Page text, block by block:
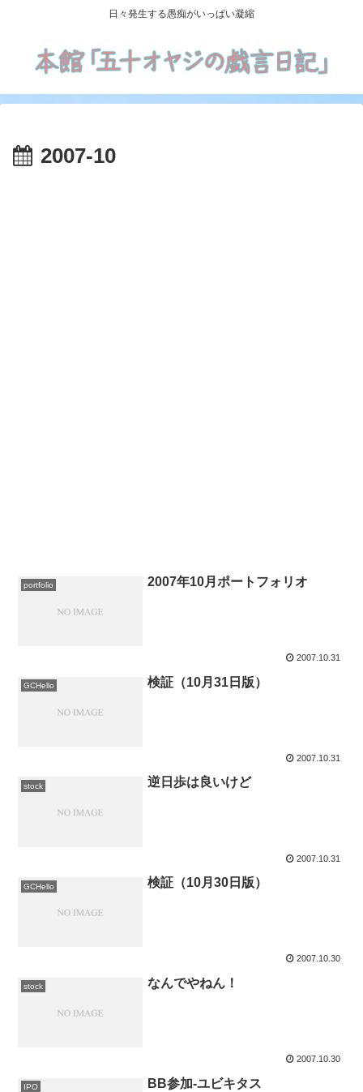
日々発生する愚痴がいっぱい凝縮
2007-10
portfolio 2007年10月ポートフォリオ
2007.10.31
GCHello 検証（10月31日版）
2007.10.31
stock 逆日歩は良いけど
2007.10.31
GCHello 検証（10月30日版）
2007.10.30
stock なんでやねん！
2007.10.30
IPO BB参加-ユビキタス